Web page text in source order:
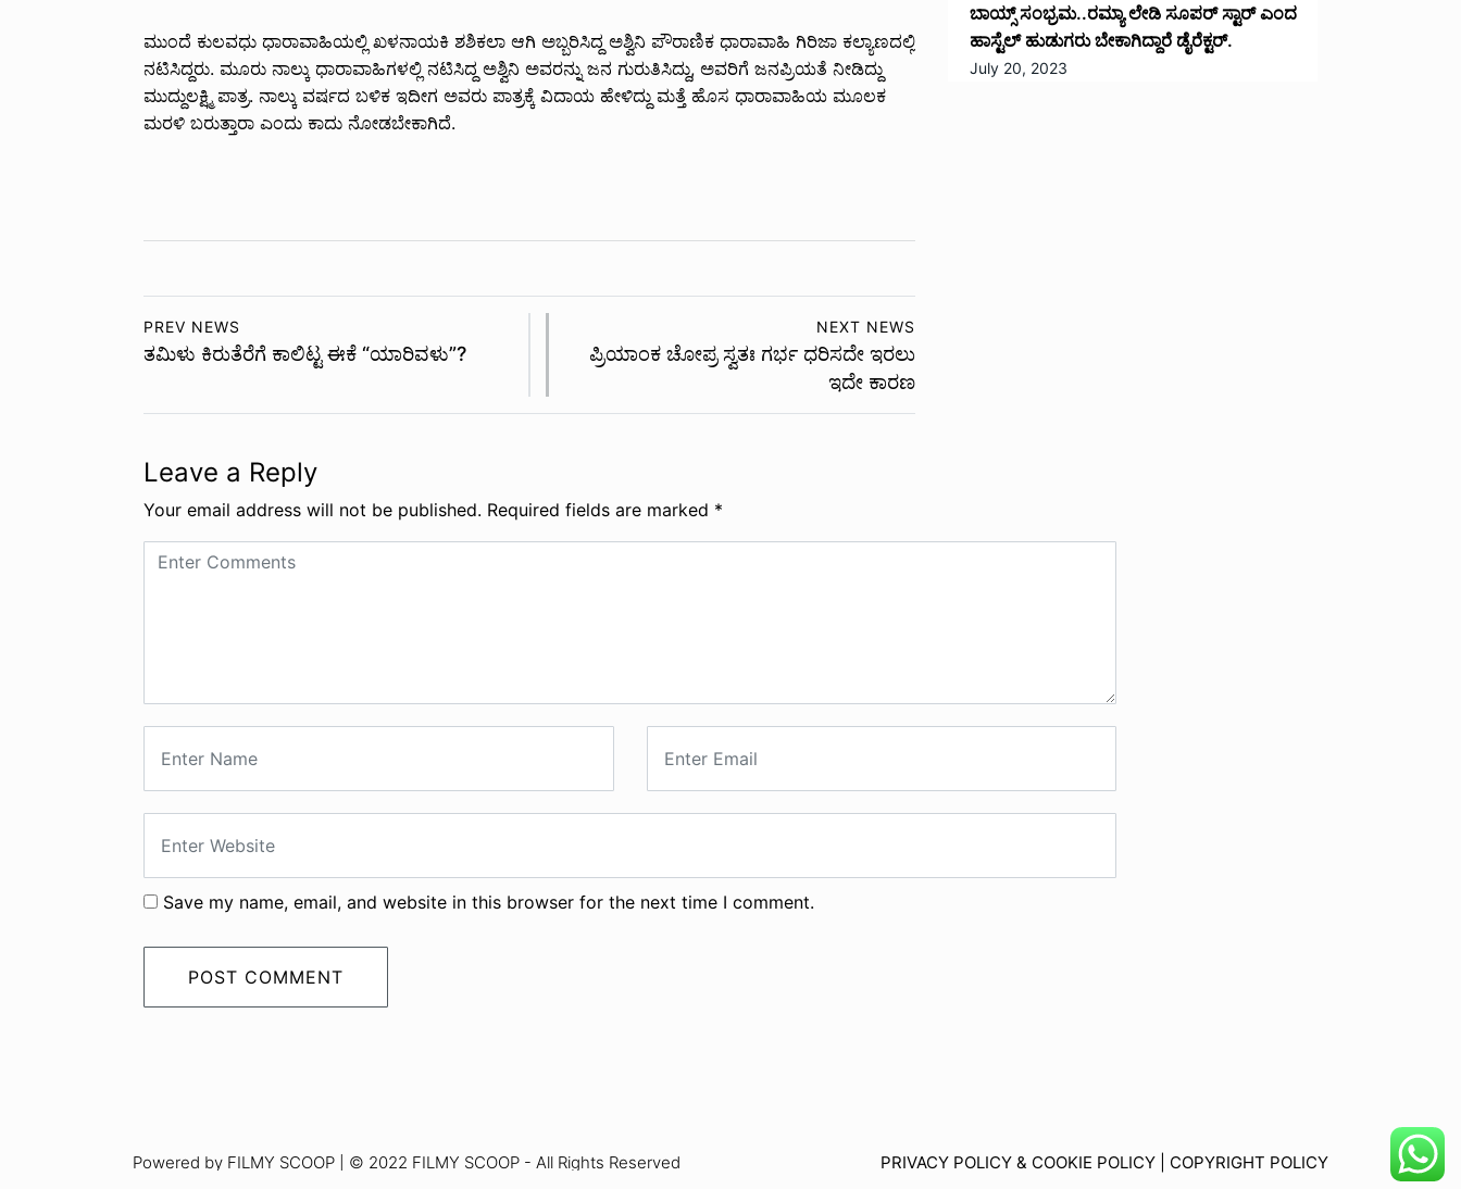
ಮುಂದೆ ಕುಲವಧು ಧಾರಾವಾಹಿಯಲ್ಲಿ ಖಳನಾಯಕಿ ಶಶಿಕಲಾ ಆಗಿ ಅಬ್ಬರಿಸಿದ್ದ ಅಶ್ವಿನಿ ಪೌರಾಣಿಕ ಧಾರಾವಾಹಿ ಗಿರಿಜಾ ಕಲ್ಯಾಣದಲ್ಲಿ
ನಟಿಸಿದ್ದರು. ಮೂರು ನಾಲ್ಕು ಧಾರಾವಾಹಿಗಳಲ್ಲಿ ನಟಿಸಿದ್ದ ಅಶ್ವಿನಿ ಅವರನ್ನು ಜನ ಗುರುತಿಸಿದ್ದು, ಅವರಿಗೆ ಜನಪ್ರಿಯತೆ ನೀಡಿದ್ದು
ಮುದ್ದುಲಕ್ಷ್ಮಿ ಪಾತ್ರ. ನಾಲ್ಕು ವರ್ಷದ ಬಳಿಕ ಇದೀಗ ಅವರು ಪಾತ್ರಕ್ಕೆ ವಿದಾಯ ಹೇಳಿದ್ದು ಮತ್ತೆ ಹೊಸ ಧಾರಾವಾಹಿಯ ಮೂಲಕ
ಮರಳಿ ಬರುತ್ತಾರಾ ಎಂದು ಕಾದು ನೋಡಬೇಕಾಗಿದೆ.
PREV NEWS
ತಮಿಳು ಕಿರುತೆರೆಗೆ ಕಾಲಿಟ್ಟ ಈಕೆ “ಯಾರಿವಳು”?
NEXT NEWS
ಪ್ರಿಯಾಂಕ ಚೋಪ್ರ ಸ್ವತಃ ಗರ್ಭ ಧರಿಸದೇ ಇರಲು
ಇದೇ ಕಾರಣ
ಬಾಯ್ಸ್ ಸಂಭ್ರಮ..ರಮ್ಯಾ ಲೇಡಿ ಸೂಪರ್ ಸ್ಟಾರ್ ಎಂದ
ಹಾಸ್ಟೆಲ್ ಹುಡುಗರು ಬೇಕಾಗಿದ್ದಾರೆ ಡೈರೆಕ್ಟರ್.
July 20, 2023
Leave a Reply
Your email address will not be published. Required fields are marked *
Save my name, email, and website in this browser for the next time I comment.
Powered by FILMY SCOOP | © 2022 FILMY SCOOP - All Rights Reserved PRIVACY POLICY & COOKIE POLICY COPYRIGHT POLICY